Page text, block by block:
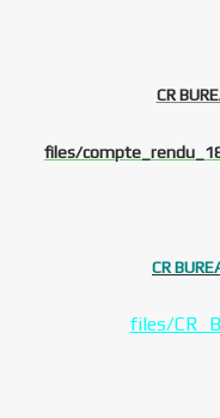
CR
files/
CR
files/